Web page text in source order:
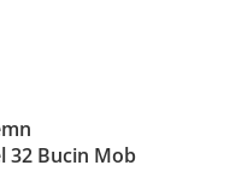
Bucin Mob